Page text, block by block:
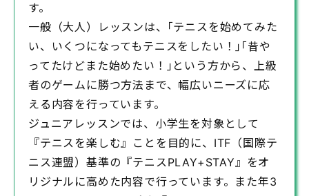
す。
一般（大人）レッスンは、｢テニスを始めてみた
い、いくつになってもテニスをしたい！｣｢昔や
ってたけどまた始めたい！｣という方から、上級
者のゲームに勝つ方法まで、幅広いニーズに応
える内容を行っています。
ジュニアレッスンでは、小学生を対象として
『テニスを楽しむ』ことを目的に、ITF（国際テ
ニス連盟）基準の『テニスPLAY+STAY』をオ
リジナルに高めた内容で行っています。また年3